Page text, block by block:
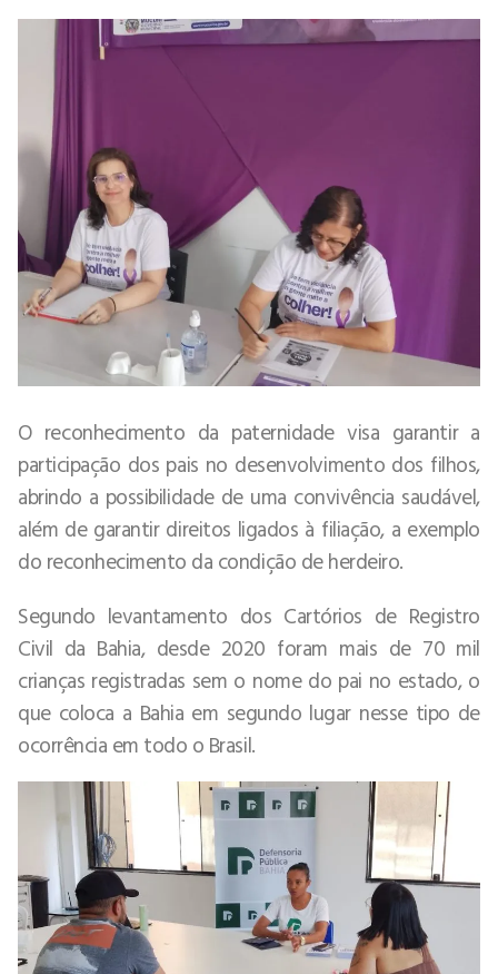
O reconhecimento da paternidade visa garantir a
participação dos pais no desenvolvimento dos filhos,
abrindo a possibilidade de uma convivência saudável,
além de garantir direitos ligados à filiação, a exemplo
do reconhecimento da condição de herdeiro.
Segundo levantamento dos Cartórios de Registro
Civil da Bahia, desde 2020 foram mais de 70 mil
crianças registradas sem o nome do pai no estado, o
que coloca a Bahia em segundo lugar nesse tipo de
ocorrência em todo o Brasil.